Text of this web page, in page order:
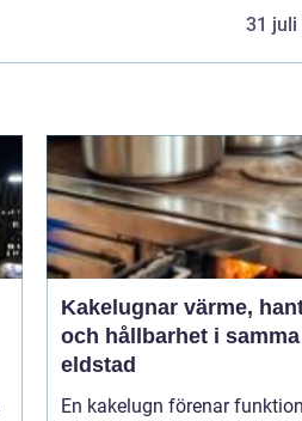
31 juli
Kakelugnar värme, hantverk
och hållbarhet i samma
eldstad
En kakelugn förenar